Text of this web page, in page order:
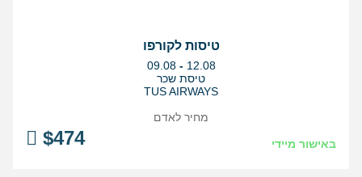
טיסות לקורפו
בין
התאריכים,
09.08 - 12.08
טיסת שכר
TUS AIRWAYS
באישור מיידי $474
מחיר לאדם